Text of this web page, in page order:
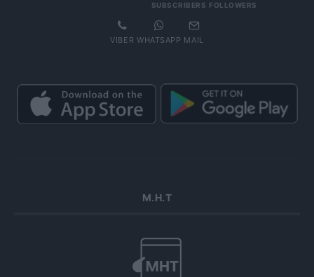
SUBSCRIBERS FOLLOWERS
VIBER WHATSAPP MAIL
Μ.Η.Τ